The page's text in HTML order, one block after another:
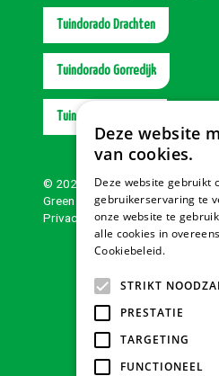
Tuindorado Drachten
Tuindorado Gorredijk
Tuindorado Wolvega
© 2026 Tuindorado
Green Solutions
Privacy policy
Deze website
van cookies.
Deze website gebruikt
gebruikerservaring te
onze website te
alle cookies in
Cookiebeleid.
STRIKT
PRESTATIE
TARGETING
FUNCTIONEEL